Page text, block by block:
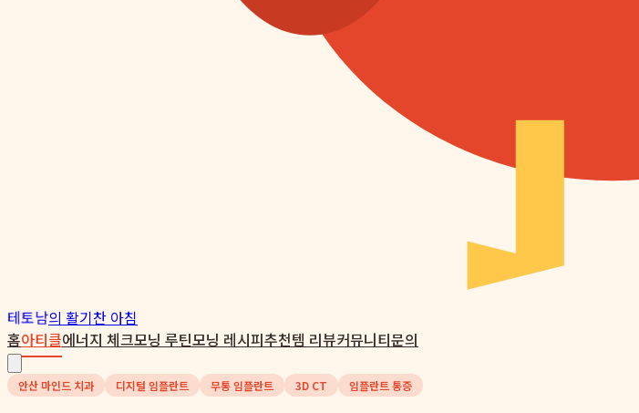
테토남의 활기찬 아침
홈아티클에너지 체크모닝 루틴모닝 레시피추천템 리뷰커뮤니티문의
안산 마인드 치과 디지털 임플란트 무통 임플란트 3D CT 임플란트 통증